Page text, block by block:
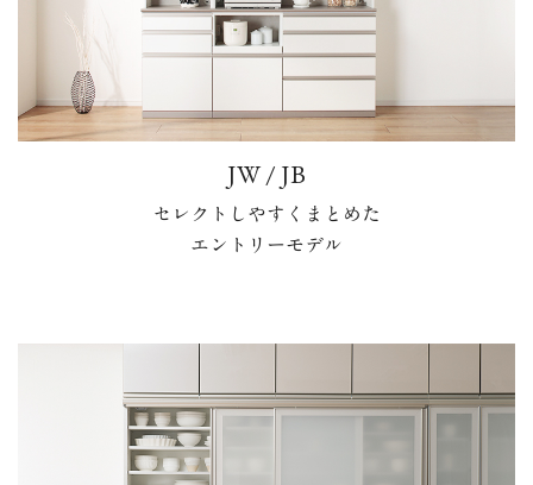
JW / JB
セレクトしやすくまとめた
エントリーモデル